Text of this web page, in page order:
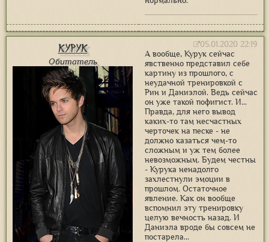
Курук
Обитатель
05.01.2020 22:19
А вообще, Курук сейчас
явственно представил себе
картину из прошлого, с
неудачной тренировкой с
Рин и Даниэлой. Ведь сейчас
он уже такой пофигист. И...
Правда, для него вывод
каких-то там несчастных
черточек на песке - не
должно казаться чем-то
сложным и уж тем более
невозможным. Будем честны
- Курука ненадолго
захлестнули эмоции в
прошлом. Остаточное
явление. Как он вообще
вспомнил эту тренировку
целую вечность назад. И
Даниэла вроде бы совсем не
постарела...